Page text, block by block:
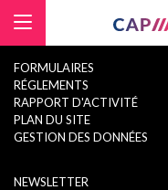
FORMULAIRES
RÉGLEMENTS
RAPPORT D'ACTIVITÉ
PLAN DU SITE
GESTION DES DONNÉES
NEWSLETTER
Panneau de gestion